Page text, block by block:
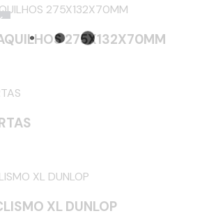
275X132X70MM
XL DUNLOP